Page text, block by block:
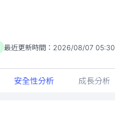
最近更新時間： 2026/08/07 05:30
安全性分析 成長分析